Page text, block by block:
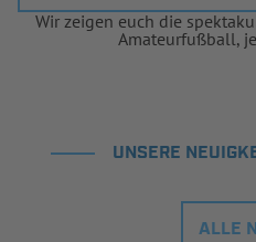
Wir zeigen euch die
Amateurfußball,
UNSERE
ALLE